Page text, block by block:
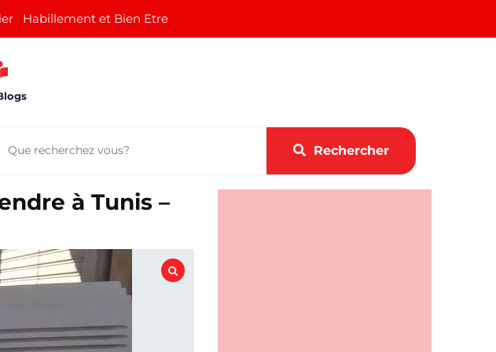
Habillement et Bien Etre
Rechercher
à Tunis –